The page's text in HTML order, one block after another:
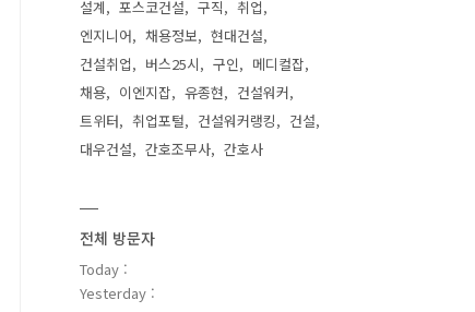
설계
포스코건설 구직
취업
엔지니어
채용정보
현대건설
건설취업
버스25시 구인
메디컬잡
채용
이엔지잡 유종현
건설워커
트위터
취업포털 건설워커랭킹
건설
대우건설
간호조무사 간호사
전체 방문자
Today :
Yesterday :